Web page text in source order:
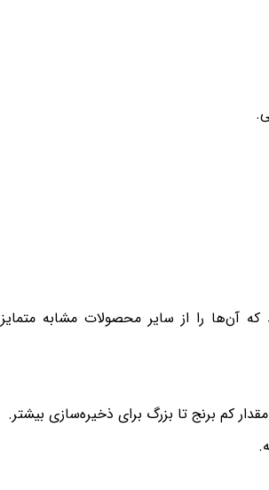
آن‌ها را از سایر محصولات مشابه متمایز
کم برنج تا بزرگ برای ذخیره‌سازی بیشتر.